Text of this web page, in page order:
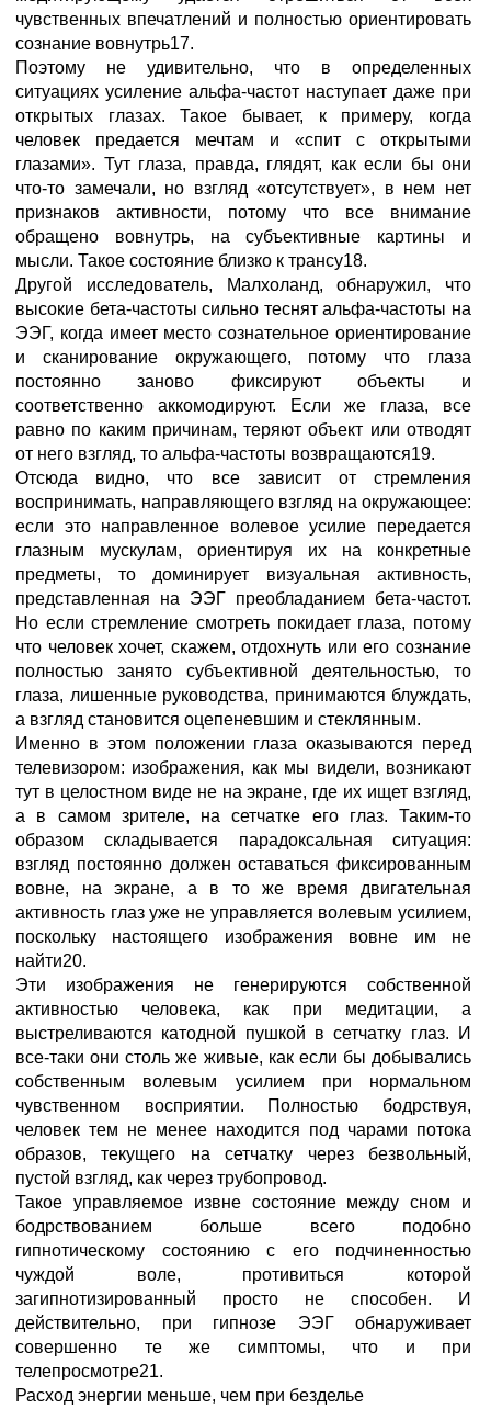
чувственных впечатлений и полностью ориентировать
сознание вовнутрь17.
Поэтому не удивительно, что в определенных
ситуациях усиление альфа-частот наступает даже при
открытых глазах. Такое бывает, к примеру, когда
человек предается мечтам и «спит с открытыми
глазами». Тут глаза, правда, глядят, как если бы они
что-то замечали, но взгляд «отсутствует», в нем нет
признаков активности, потому что все внимание
обращено вовнутрь, на субъективные картины и
мысли. Такое состояние близко к трансу18.
Другой исследователь, Малхоланд, обнаружил, что
высокие бета-частоты сильно теснят альфа-частоты на
ЭЭГ, когда имеет место сознательное ориентирование
и сканирование окружающего, потому что глаза
постоянно заново фиксируют объекты и
соответственно аккомодируют. Если же глаза, все
равно по каким причинам, теряют объект или отводят
от него взгляд, то альфа-частоты возвращаются19.
Отсюда видно, что все зависит от стремления
воспринимать, направляющего взгляд на окружающее:
если это направленное волевое усилие передается
глазным мускулам, ориентируя их на конкретные
предметы, то доминирует визуальная активность,
представленная на ЭЭГ преобладанием бета-частот.
Но если стремление смотреть покидает глаза, потому
что человек хочет, скажем, отдохнуть или его сознание
полностью занято субъективной деятельностью, то
глаза, лишенные руководства, принимаются блуждать,
а взгляд становится оцепеневшим и стеклянным.
Именно в этом положении глаза оказываются перед
телевизором: изображения, как мы видели, возникают
тут в целостном виде не на экране, где их ищет взгляд,
а в самом зрителе, на сетчатке его глаз. Таким-то
образом складывается парадоксальная ситуация:
взгляд постоянно должен оставаться фиксированным
вовне, на экране, а в то же время двигательная
активность глаз уже не управляется волевым усилием,
поскольку настоящего изображения вовне им не
найти20.
Эти изображения не генерируются собственной
активностью человека, как при медитации, а
выстреливаются катодной пушкой в сетчатку глаз. И
все-таки они столь же живые, как если бы добывались
собственным волевым усилием при нормальном
чувственном восприятии. Полностью бодрствуя,
человек тем не менее находится под чарами потока
образов, текущего на сетчатку через безвольный,
пустой взгляд, как через трубопровод.
Такое управляемое извне состояние между сном и
бодрствованием больше всего подобно
гипнотическому состоянию с его подчиненностью
чуждой воле, противиться которой
загипнотизированный просто не способен. И
действительно, при гипнозе ЭЭГ обнаруживает
совершенно те же симптомы, что и при
телепросмотре21.
Расход энергии меньше, чем при безделье